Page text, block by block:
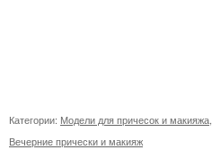
Категории: Модели для причесок и макияжа,
Вечерние прически и макияж